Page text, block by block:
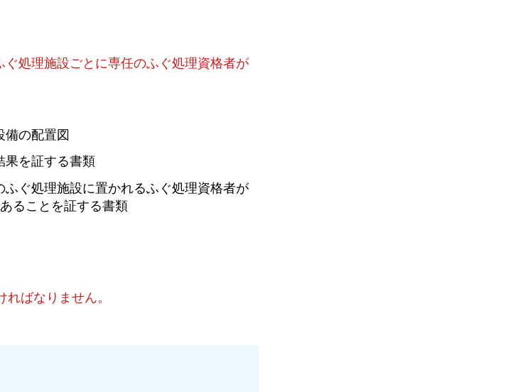
ぐ処理施設ごとに専任のふぐ処理資格者が
備の配置図
果を証する書類
ぐ処理施設に置かれるふぐ処理資格者が
ることを証する書類
ばなりません。